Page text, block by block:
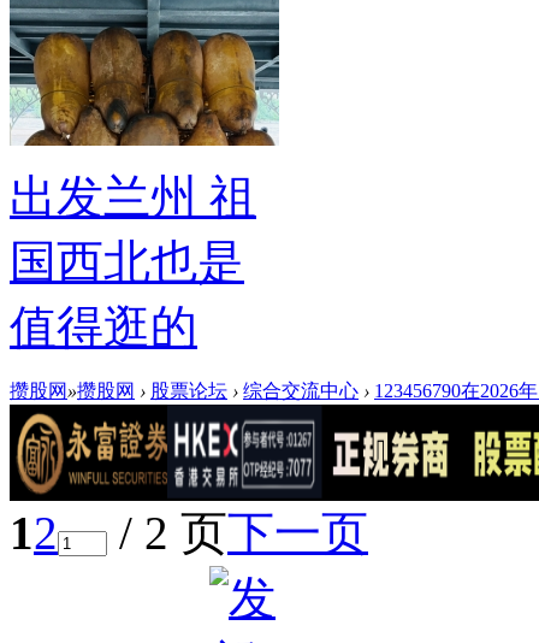
出发兰州 祖
国西北也是
值得逛的
攒股网 »攒股网 › 股票论坛 › 综合交流中心 › 123456790在2026
12 / 2 页下一页